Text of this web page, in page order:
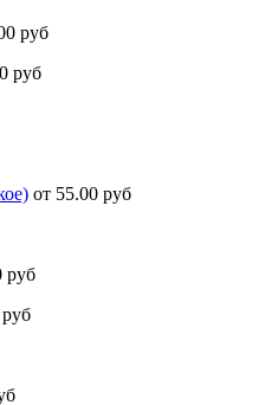
руб
руб
от 55.00 руб
руб